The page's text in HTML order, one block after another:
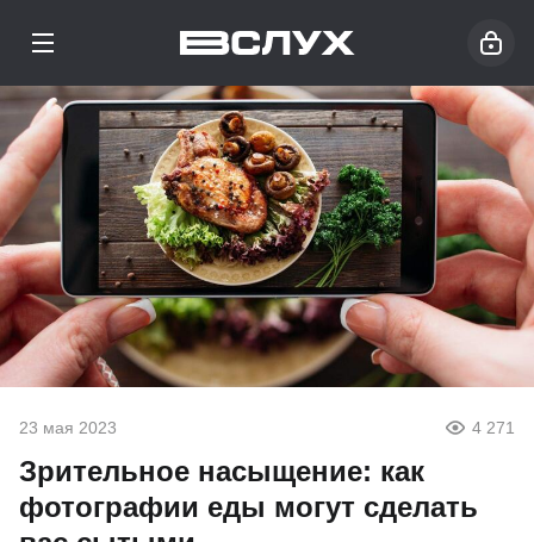
23 мая 2023 4 271
Зрительное насыщение: как
фотографии еды могут сделать